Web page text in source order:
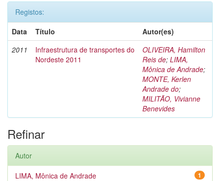
Registos:
Data
Título
Autor(es)
2011
Infraestrutura de transportes do
Nordeste 2011
OLIVEIRA, Hamilton
Reis de; LIMA,
Mônica de Andrade;
MONTE, Kerlen
Andrade do;
MILITÃO, Vivianne
Benevides
Refinar
Autor
1
LIMA, Mônica de Andrade